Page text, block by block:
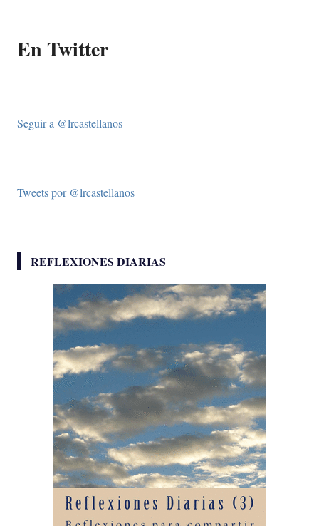
En Twitter
Seguir a @lrcastellanos
Tweets por @lrcastellanos
REFLEXIONES DIARIAS